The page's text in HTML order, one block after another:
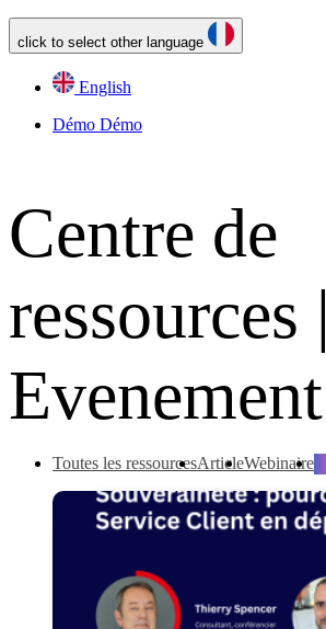
click to select other language
English
Démo Démo
Centre de
ressources |
Evenement
Toutes les ressourcesArticleWebinaire